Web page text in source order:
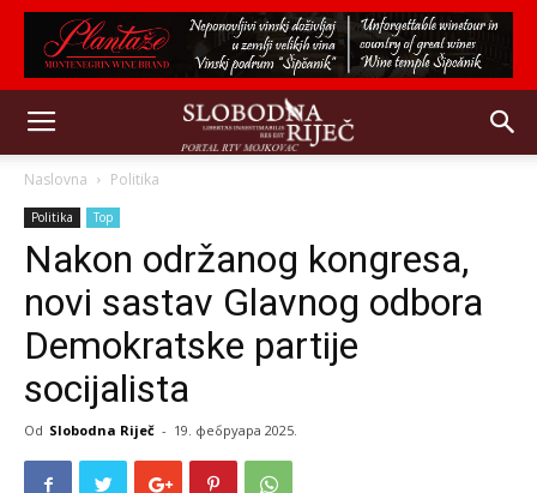
Naslovna Politika
Politika Top
Nakon održanog kongresa,
novi sastav Glavnog odbora
Demokratske partije
socijalista
Od Slobodna Riječ - 19. фебруара 2025.